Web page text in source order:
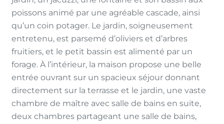
poissons animé par une agréable cascade, ainsi
qu’un coin potager. Le jardin, soigneusement
entretenu, est parsemé d’oliviers et d’arbres
fruitiers, et le petit bassin est alimenté par un
forage. À l’intérieur, la maison propose une belle
entrée ouvrant sur un spacieux séjour donnant
directement sur la terrasse et le jardin, une vaste
chambre de maître avec salle de bains en suite,
deux chambres partageant une salle de bains,